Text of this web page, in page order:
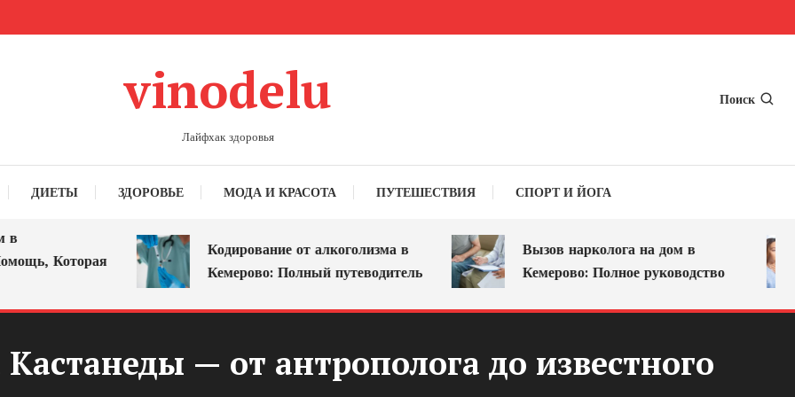
vinodelu
Лайфхак здоровья
Поиск
ДИЕТЫ ЗДОРОВЬЕ МОДА И КРАСОТА ПУТЕШЕСТВИЯ СПОРТ И ЙОГА
Которая
Кодирование от алкоголизма в
Кемерово: Полный путеводитель
Вызов нарколога на дом в
Кемерово: Полное руководство
— от антрополога до известного